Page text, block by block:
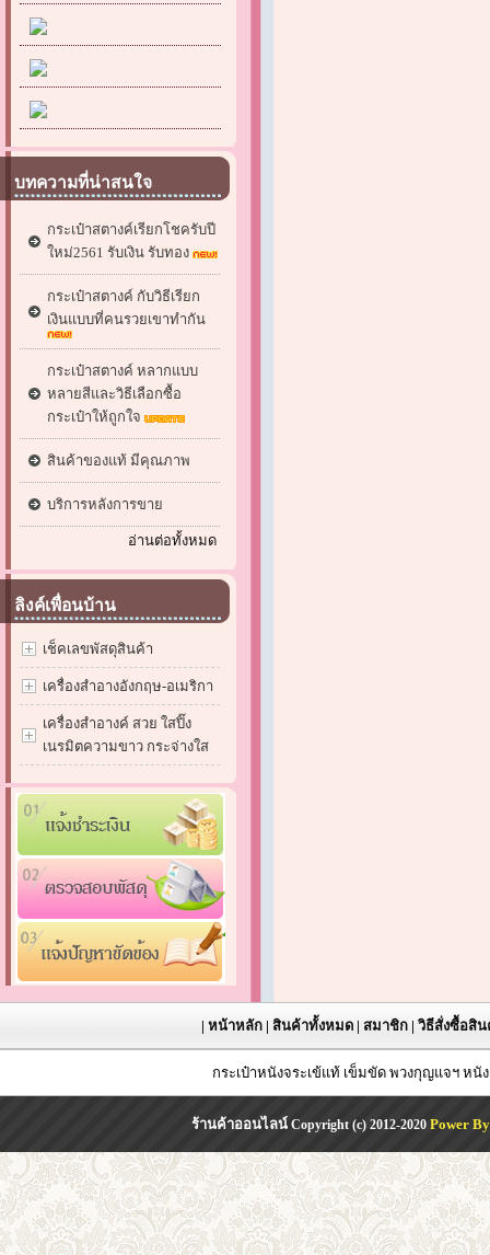
บทความที่น่าสนใจ
กระเป๋าสตางค์เรียกโชครับปี
ใหม่2561 รับเงิน รับทอง
กระเป๋าสตางค์ กับวิธีเรียก
เงินแบบที่คนรวยเขาทำกัน
กระเป๋าสตางค์ หลากแบบ
หลายสีและวิธีเลือกซื้อ
กระเป๋าให้ถูกใจ
สินค้าของแท้ มีคุณภาพ
บริการหลังการขาย
อ่านต่อทั้งหมด
ลิงค์เพื่อนบ้าน
เช็คเลขพัสดุสินค้า
เครื่องสำอางอังกฤษ-อเมริกา
เครื่องสำอางค์ สวย ใสปิ๊ง
เนรมิตความขาว กระจ่างใส
|หน้าหลัก |สินค้าทั้งหมด |สมาชิก |วิธีสั่งซื้อสิ
กระเป๋าหนังจระเข้แท้ เข็มขัด พวงกุญแจฯ หนัง
ร้านค้าออนไลน์ Copyright (c) 2012-2020 Power